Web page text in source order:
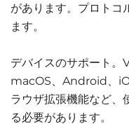
があります。プロトコ
ます。
デバイスのサポート
macOS、Android、
ラウザ拡張機能など、
る必要があります。